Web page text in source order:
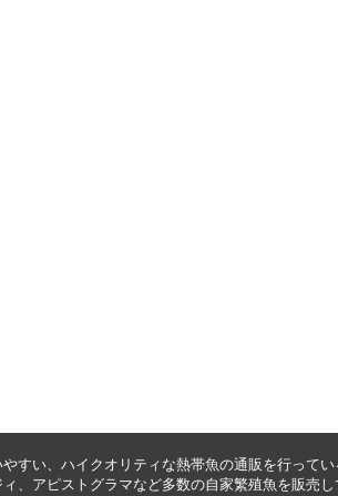
すい、ハイクオリティな熱帯魚の通販 を行ってい
、 アピストグラマなど多数の自家繁殖魚を販売 し